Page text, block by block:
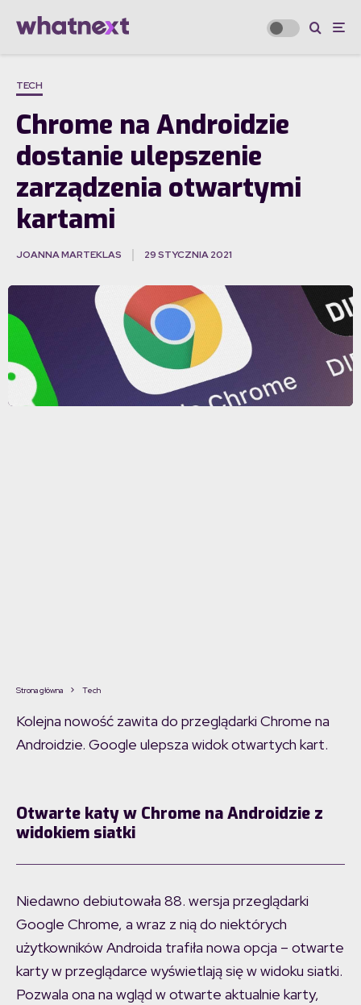
TECH
Chrome na Androidzie
dostanie ulepszenie
zarządzenia otwartymi
kartami
JOANNA MARTEKLAS 29 STYCZNIA 2021
Strona główna Tech
Kolejna nowość zawita do przeglądarki Chrome na
Androidzie. Google ulepsza widok otwartych kart.
Otwarte katy w Chrome na Androidzie z
widokiem siatki
Niedawno debiutowała 88. wersja przeglądarki
Google Chrome, a wraz z nią do niektórych
użytkowników Androida trafiła nowa opcja – otwarte
karty w przeglądarce wyświetlają się w widoku siatki.
Pozwala ona na wgląd w otwarte aktualnie karty,